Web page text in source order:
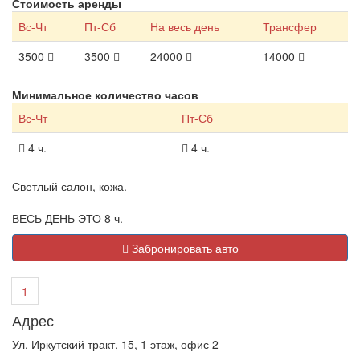
Стоимость аренды
Вс-Чт
Пт-Сб На весь день
Трансфер
3500
3500 24000 14000
Минимальное количество часов
Вс-Чт
Пт-Сб
4 ч.
4 ч.
Светлый салон, кожа.
ВЕСЬ ДЕНЬ ЭТО 8 ч.
Забронировать авто
1
Адрес
Ул. Иркутский тракт, 15, 1 этаж, офис 2